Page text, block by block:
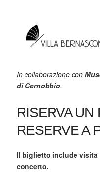
In collaborazione con
di Cernobbio.
RISERVA UN
RESERVE A
Il biglietto include visita
concerto.